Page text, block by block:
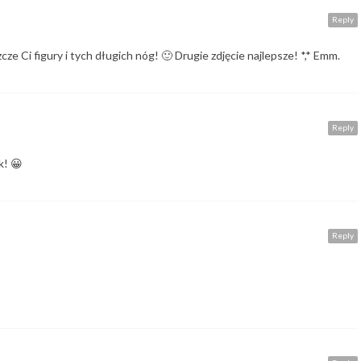
Reply
Ci figury i tych długich nóg! 🙂 Drugie zdjęcie najlepsze! *,* Emm.
Reply
😀
Reply